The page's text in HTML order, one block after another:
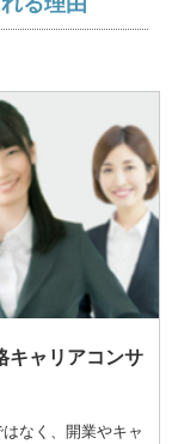
キャリアコンサ
なく、開業やキャ